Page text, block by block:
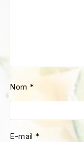
Nom *
E-mail *